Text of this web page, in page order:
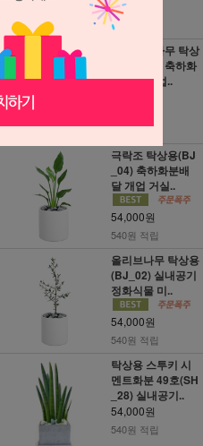
490원 적립
뱅갈고무나무 탁상
용(BJ_07) 축하화
분배달 개업..
극락조 탁상용(BJ
_04) 축하화분배
달 개업 거실..
54,000원
540원 적립
올리브나무 탁상용
(BJ_02) 실내공기
정화식물 미..
54,000원
540원 적립
탁상용 스투키 시
멘트화분 49호(SH
_28) 실내공기..
54,000원
540원 적립